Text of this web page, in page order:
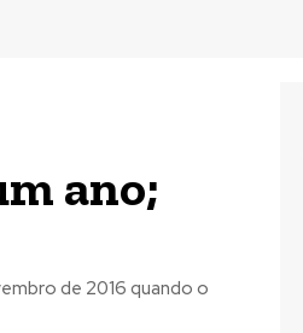
ano;
de 2016 quando o